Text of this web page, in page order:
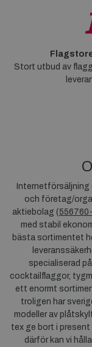
Stort utbud av
Internetförsäljning
och företag/
aktiebolag (
med stabil
bästa sortimentet
specialiserad
cocktailflaggor,
ett enormt
troligen har
modeller av
tex ge bort i present
därför kan vi